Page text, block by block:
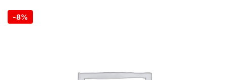
-8%